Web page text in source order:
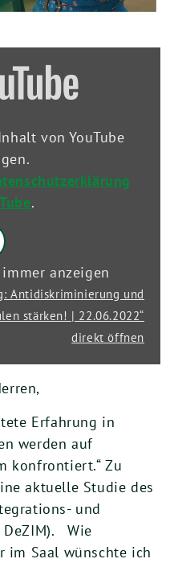
von YouTube
.
anzeigen
Antidiskriminierung und
stärken! | 22.06.2022“
direkt öffnen
Erfahrung in
werden auf
konfrontiert.“ Zu
aktuelle Studie des
und
DeZIM). Wie
Saal wünschte ich